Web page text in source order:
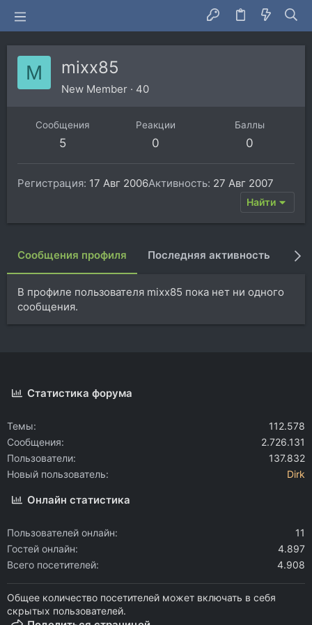
M mixx85
New Member · 40
Сообщения
5
Реакции
0
Баллы
0
Регистрация 17 Авг 2006Активность 27 Авг 2007
Найти
Сообщения профиля Последняя активность
В профиле пользователя mixx85 пока нет ни одного
сообщения.
Статистика форума
Темы
112.578
Сообщения
2.726.131
Пользователи
137.832
Новый пользователь
Dirk
Онлайн статистика
Пользователей онлайн
11
Гостей онлайн
4.897
Всего посетителей
4.908
Общее количество посетителей может включать в себя
скрытых пользователей.